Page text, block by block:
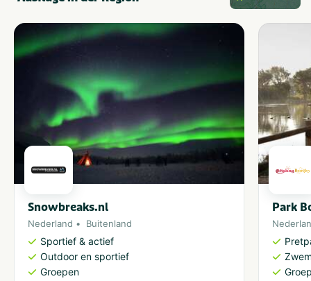
Snowbreaks.nl
Nederland Buitenland
Sportief & actief
Outdoor en sportief
Groepen
Park